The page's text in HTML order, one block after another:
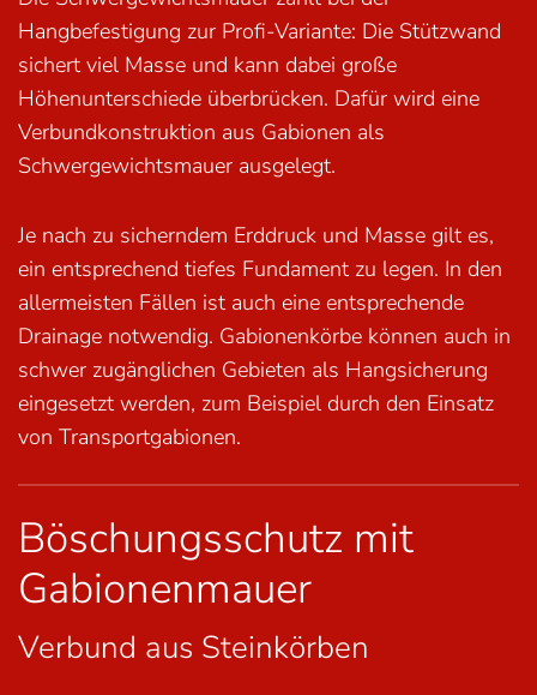
Hangbefestigung zur Profi-Variante: Die Stützwand
sichert viel Masse und kann dabei große
Höhenunterschiede überbrücken. Dafür wird eine
Verbundkonstruktion aus Gabionen als
Schwergewichtsmauer ausgelegt.
Je nach zu sicherndem Erddruck und Masse gilt es,
ein entsprechend tiefes Fundament zu legen. In den
allermeisten Fällen ist auch eine entsprechende
Drainage notwendig. Gabionenkörbe können auch in
schwer zugänglichen Gebieten als Hangsicherung
eingesetzt werden, zum Beispiel durch den Einsatz
von Transportgabionen.
Böschungsschutz mit
Gabionenmauer
Verbund aus Steinkörben